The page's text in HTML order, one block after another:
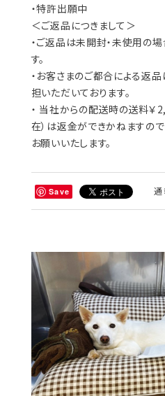
・特許出願中
＜ご返品につきまして＞
・ご返品は未開封・未使用の
す。
・お客さまのご都合による返
担いただいております。
・ 当社からの配送時の送料
在）は返金ができかねますの
お願いいたします。
Save 通